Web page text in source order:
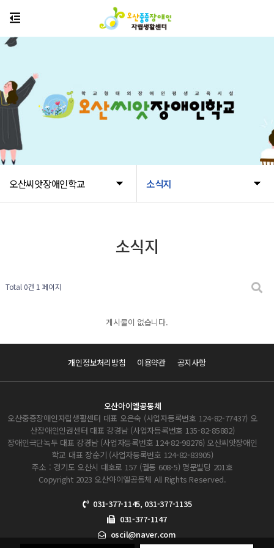
오산씨앗장애인학교 소식지
소식지
Total 0건 1 페이지
게시물이 없습니다.
개인정보처리방침 이용약관 공지사항
오산아이엘공동체
오산중증장애인자립생활센터 대표 오은숙 (사업자등록번호 124-82-77437) 오
산장애인인권센터 대표 강경남 (사업자등록번호 135-82-85882)
장애인극단녹두 대표 강경남 (사업자등록번호 124-82-98276) 오산씨앗장애인
학교 대표 장순기 (사업자등록번호 124-82-83905)
주소 : 경기도 오산시 대호로 157 (궐동 608-5) 명문빌딩 201호
Copyright 2023 오산아이엘공동체 All Rights Reserved.
031-377-1145, 031-377-1135
031-377-1147
oscil@naver.com